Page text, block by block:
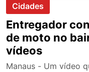
Cidades
Entregador
de moto no
vídeos
Manaus - Um vídeo